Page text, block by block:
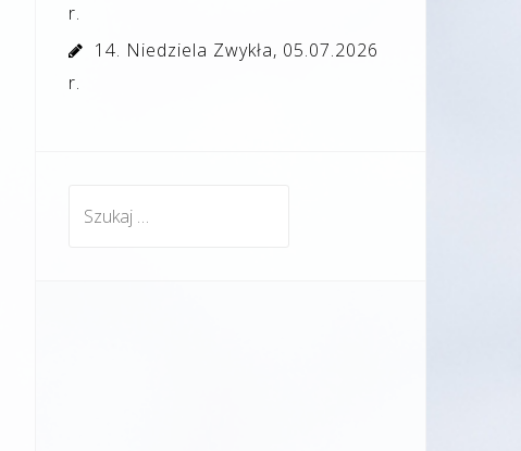
r.
14. Niedziela Zwykła, 05.07.2026
r.